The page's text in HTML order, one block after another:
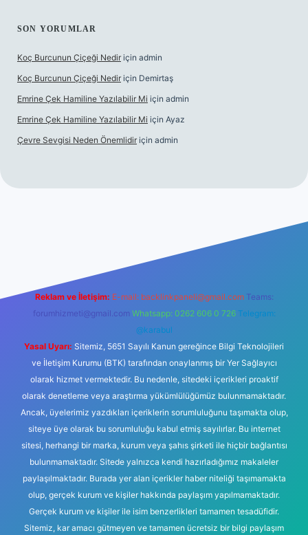
SON YORUMLAR
Koç Burcunun Çiçeği Nedir için admin
Koç Burcunun Çiçeği Nedir için Demirtaş
Emrine Çek Hamiline Yazılabilir Mi için admin
Emrine Çek Hamiline Yazılabilir Mi için Ayaz
Çevre Sevgisi Neden Önemlidir için admin
Reklam ve İletişim: E-mail: backlinkpaneli@gmail.com Teams:
forumhizmeti@gmail.com Whatsapp: 0262 606 0 726 Telegram:
@karabul
Yasal Uyarı: Sitemiz, 5651 Sayılı Kanun gereğince Bilgi Teknolojileri
ve İletişim Kurumu (BTK) tarafından onaylanmış bir Yer Sağlayıcı
olarak hizmet vermektedir. Bu nedenle, sitedeki içerikleri proaktif
olarak denetleme veya araştırma yükümlülüğümüz bulunmamaktadır.
Ancak, üyelerimiz yazdıkları içeriklerin sorumluluğunu taşımakta olup,
siteye üye olarak bu sorumluluğu kabul etmiş sayılırlar. Bu internet
sitesi, herhangi bir marka, kurum veya şahıs şirketi ile hiçbir bağlantısı
bulunmamaktadır. Sitede yalnızca kendi hazırladığımız makaleler
paylaşılmaktadır. Burada yer alan içerikler haber niteliği taşımamakta
olup, gerçek kurum ve kişiler hakkında paylaşım yapılmamaktadır.
Gerçek kurum ve kişiler ile isim benzerlikleri tamamen tesadüfidir.
Sitemiz, kar amacı gütmeyen ve tamamen ücretsiz bir bilgi paylaşım